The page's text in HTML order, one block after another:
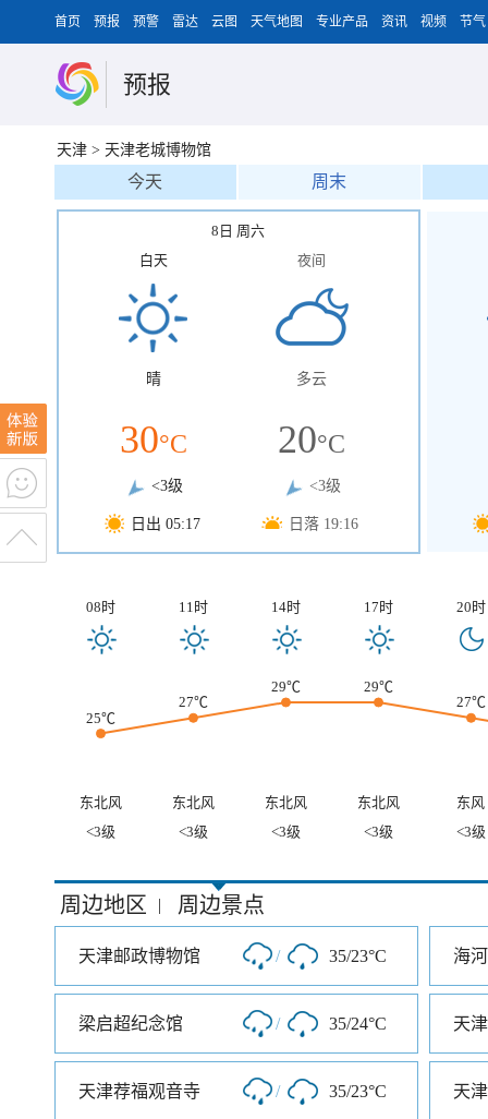
首页 预报 预警 雷达 云图 天气地图 专业产品 资讯 视频 节气
预报
天津 > 天津老城博物馆
今天 周末
8日 周六
白天
晴
30°C
<3级
日出 05:17
夜间
多云
20°C
<3级
日落 19:16
08时 11时 14时 17时 20时
25℃
27℃
29℃
29℃
27℃
东北风 东北风 东北风 东北风
东风
<3级
<3级 <3级 <3级 <3级
周边地区 | 周边景点
天津邮政博物馆 / 35/23°C
梁启超纪念馆 / 35/24°C
天津荐福观音寺 / 35/23°C 天